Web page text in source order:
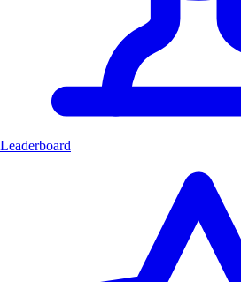
Leaderboard